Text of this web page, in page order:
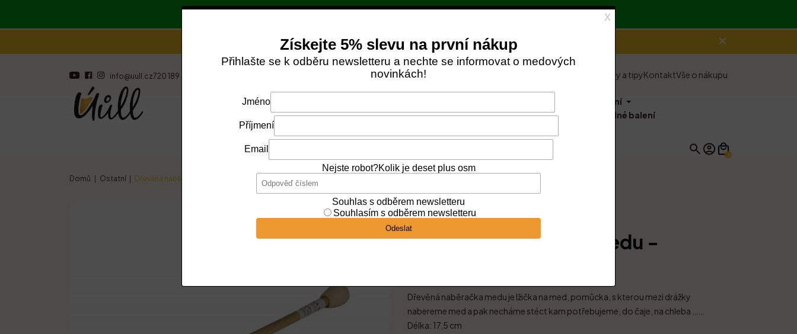
DOPRAVA ZDARMA OD NÁKUPU ZA 1 299 KČ
info@uull.cz720 189 473 Rady a tipyKontaktVše o nákupu
Včelí produkty
Ostatní
Výhodné balení
0
Domů Ostatní Dřevěná naběračka medu - medovka 17,5 cm
Kód: 1529Výrobce:
Dřevěná naběračka medu -
Dřevěná naběračka medu je lžička na med, pomůcka, s kterou mezi drážky
nabereme med a pak necháme stéct kam potřebujeme, do čaje, na chleba ……
Délka: 17,5 cm